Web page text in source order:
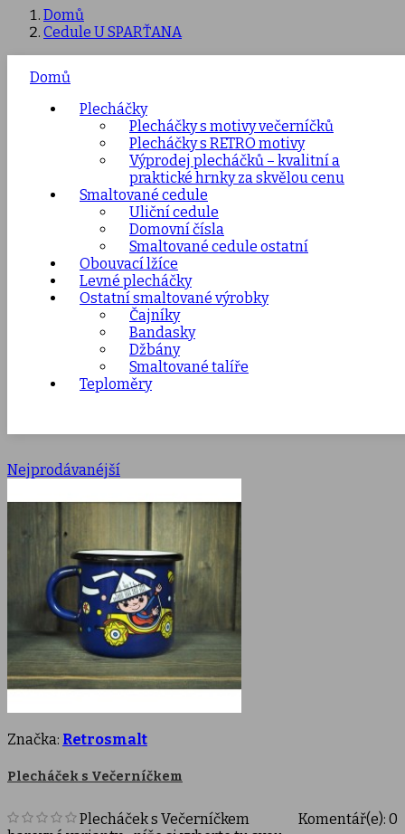
Domů
Cedule U SPARŤANA
Domů
Plecháčky
Plecháčky s motivy večerníčků
Plecháčky s RETRO motivy
Výprodej plecháčků – kvalitní a
praktické hrnky za skvělou cenu
Smaltované cedule
Uliční cedule
Domovní čísla
Smaltované cedule ostatní
Obouvací lžíce
Levné plecháčky
Ostatní smaltované výrobky
Čajníky
Bandasky
Džbány
Smaltované talíře
Teploměry
Nejprodávanéjší
Značka: Retrosmalt
Plecháček s Večerníčkem
Komentář(e): 0
Plecháček s Večerníčkem